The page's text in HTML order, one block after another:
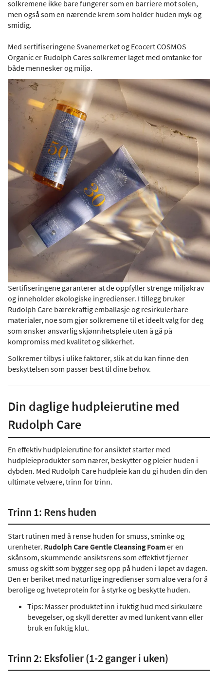
solkremene ikke bare fungerer som en barriere mot solen,
men også som en nærende krem som holder huden myk og
smidig.
Med sertifiseringene Svanemerket og Ecocert COSMOS
Organic er Rudolph Cares solkremer laget med omtanke for
både mennesker og miljø.
Sertifiseringene garanterer at de oppfyller strenge miljøkrav
og inneholder økologiske ingredienser. I tillegg bruker
Rudolph Care bærekraftig emballasje og resirkulerbare
materialer, noe som gjør solkremene til et ideelt valg for deg
som ønsker ansvarlig skjønnhetspleie uten å gå på
kompromiss med kvalitet og sikkerhet.
Solkremer tilbys i ulike faktorer, slik at du kan finne den
beskyttelsen som passer best til dine behov.
Din daglige hudpleierutine med
Rudolph Care
En effektiv hudpleierutine for ansiktet starter med
hudpleieprodukter som nærer, beskytter og pleier huden i
dybden. Med Rudolph Care hudpleie kan du gi huden din den
ultimate velvære, trinn for trinn.
Trinn 1: Rens huden
Start rutinen med å rense huden for smuss, sminke og
urenheter. Rudolph Care Gentle Cleansing Foamer en
skånsom, skummende ansiktsrens som effektivt fjerner
smuss og skitt som bygger seg opp på huden i løpet av dagen.
Den er beriket med naturlige ingredienser som aloe vera for å
berolige og hveteprotein for å styrke og beskytte huden.
Tips: Masser produktet inn i fuktig hud med sirkulære
bevegelser, og skyll deretter av med lunkent vann eller
bruk en fuktig klut.
Trinn 2: Eksfolier (1-2 ganger i uken)